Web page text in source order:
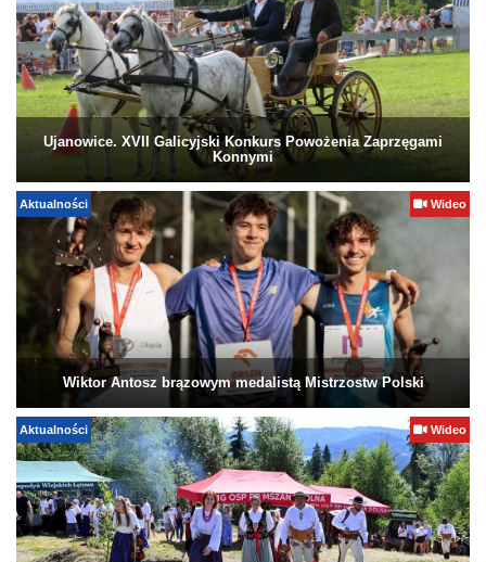
Ujanowice. XVII Galicyjski Konkurs Powożenia Zaprzęgami
Konnymi
Aktualności Wideo
Wiktor Antosz brązowym medalistą Mistrzostw Polski
Aktualności Wideo